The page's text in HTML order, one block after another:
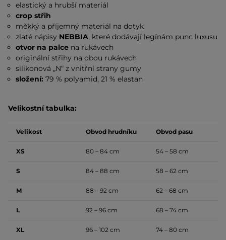
elastický a hrubší materiál
crop střih
měkký a příjemný materiál na dotyk
zlaté nápisy NEBBIA, které dodávají legínám punc luxusu
otvor na palce na rukávech
originální střihy na obou rukávech
silikonová „N“ z vnitřní strany gumy
složení:79 % polyamid, 21 % elastan
Velikostní tabulka:
Velikost Obvod hrudníku Obvod pasu
XS 80 – 84 cm 54 – 58 cm
S 84 – 88 cm 58 – 62 cm
M 88 – 92 cm 62 – 68 cm
L 92 – 96 cm 68 – 74 cm
XL 96 – 102 cm 74 – 80 cm